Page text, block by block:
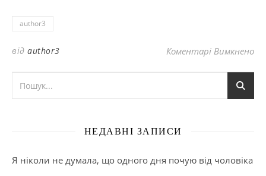
author3
від author3 Коментарі Вимкненодо
НЕДАВНІ ЗАПИСИ
Я ніколи не думала, що одного дня почую від чоловіка